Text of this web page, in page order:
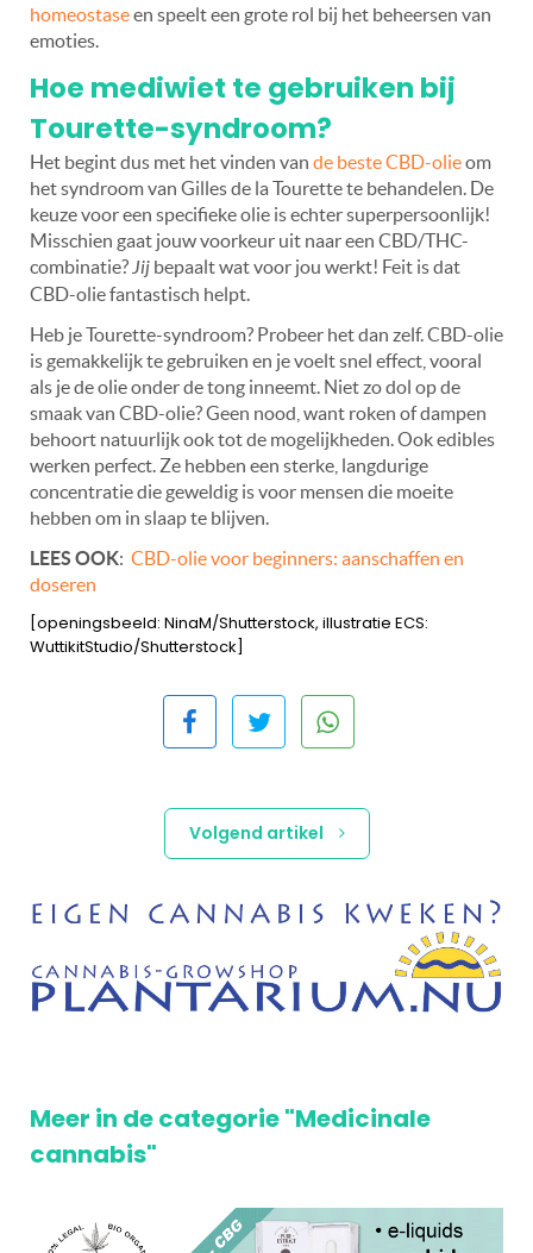
homeostaseen speelt een grote rol bij het beheersen van
emoties.
Hoe mediwiet te gebruiken bij
Tourette-syndroom?
Het begint dus met het vinden van de beste CBD-olieom
het syndroom van Gilles de la Tourette te behandelen. De
keuze voor een specifieke olie is echter superpersoonlijk!
Misschien gaat jouw voorkeur uit naar een CBD/THC-
combinatie? Jij bepaalt wat voor jou werkt! Feit is dat
CBD-olie fantastisch helpt.
Heb je Tourette-syndroom? Probeer het dan zelf. CBD-olie
is gemakkelijk te gebruiken en je voelt snel effect, vooral
als je de olie onder de tong inneemt. Niet zo dol op de
smaak van CBD-olie? Geen nood, want roken of dampen
behoort natuurlijk ook tot de mogelijkheden. Ook edibles
werken perfect. Ze hebben een sterke, langdurige
concentratie die geweldig is voor mensen die moeite
hebben om in slaap te blijven.
LEES OOK: CBD-olie voor beginners: aanschaffen en
doseren
[openingsbeeld: NinaM/Shutterstock, illustratie ECS:
WuttikitStudio/Shutterstock]
Volgend artikel
Meer in de categorie "Medicinale
cannabis"